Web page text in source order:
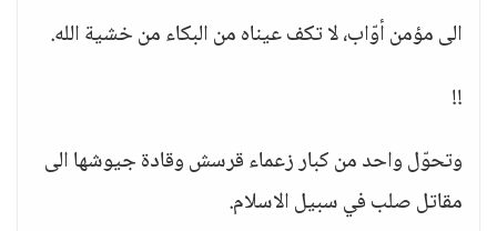
الى مؤمن أوّاب، لا تكف عيناه من البكاء من خشية الله.
!!
وتحوّل واحد من كبار زعماء قرسش وقادة جيوشها الى
مقاتل صلب في سبيل الاسلام.